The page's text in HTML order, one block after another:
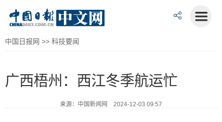
中国日报网 >> 科技要闻
广西梧州：西江冬季航运忙
来源：中国新闻网 2024-12-03 09:57